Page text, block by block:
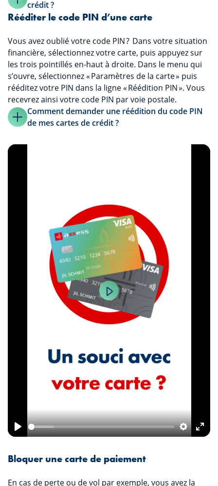
crédit ?
Rééditer le code PIN d’une carte
Vous avez oublié votre code PIN ? Dans votre situation
financière, sélectionnez votre carte, puis appuyez sur
les trois pointillés en-haut à droite. Dans le menu qui
s’ouvre, sélectionnez « Paramètres de la carte » puis
rééditez votre PIN dans la ligne « Réédition PIN ». Vous
recevrez ainsi votre code PIN par voie postale.
Comment demander une réédition du code PIN
de mes cartes de crédit ?
Play Settings
Play
Bloquer une carte de paiement
En cas de perte ou de vol par exemple, vous avez la